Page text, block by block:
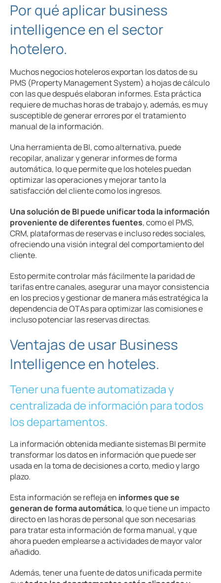
Por qué aplicar business
intelligence en el sector
hotelero.
Muchos negocios hoteleros exportan los datos de su
PMS (Property Management System) a hojas de cálculo
con las que después elaboran informes. Esta práctica
requiere de muchas horas de trabajo y, además, es muy
susceptible de generar errores por el tratamiento
manual de la información.
Una herramienta de BI, como alternativa, puede
recopilar, analizar y generar informes de forma
automática, lo que permite que los hoteles puedan
optimizar las operaciones y mejorar tanto la
satisfacción del cliente como los ingresos.
Una solución de BI puede unificar toda la información
proveniente de diferentes fuentes, como el PMS,
CRM, plataformas de reservas e incluso redes sociales,
ofreciendo una visión integral del comportamiento del
cliente.
Esto permite controlar más fácilmente la paridad de
tarifas entre canales, asegurar una mayor consistencia
en los precios y gestionar de manera más estratégica la
dependencia de OTAs para optimizar las comisiones e
incluso potenciar las reservas directas.
Ventajas de usar Business
Intelligence en hoteles.
Tener una fuente automatizada y
centralizada de información para todos
los departamentos.
La información obtenida mediante sistemas BI permite
transformar los datos en información que puede ser
usada en la toma de decisiones a corto, medio y largo
plazo.
Esta información se refleja en informes que se
generan de forma automática, lo que tiene un impacto
directo en las horas de personal que son necesarias
para tratar esta información de forma manual, y que
ahora pueden emplearse a actividades de mayor valor
añadido.
Además, tener una fuente de datos unificada permite